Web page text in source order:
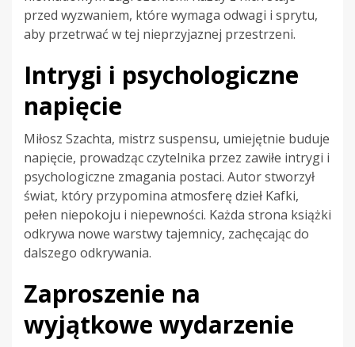
przed wyzwaniem, które wymaga odwagi i sprytu,
aby przetrwać w tej nieprzyjaznej przestrzeni.
Intrygi i psychologiczne
napięcie
Miłosz Szachta, mistrz suspensu, umiejętnie buduje
napięcie, prowadząc czytelnika przez zawiłe intrygi i
psychologiczne zmagania postaci. Autor stworzył
świat, który przypomina atmosferę dzieł Kafki,
pełen niepokoju i niepewności. Każda strona książki
odkrywa nowe warstwy tajemnicy, zachęcając do
dalszego odkrywania.
Zaproszenie na
wyjątkowe wydarzenie